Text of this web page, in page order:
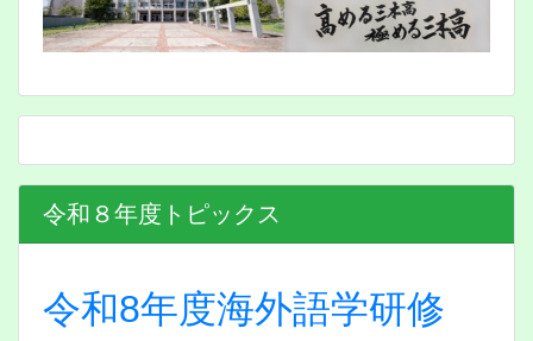
令和８年度トピックス
令和8年度海外語学研修